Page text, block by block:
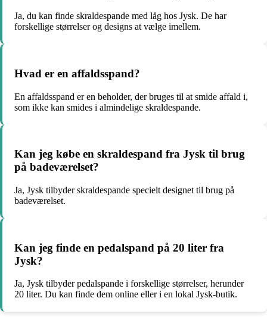
Ja, du kan finde skraldespande med låg hos Jysk. De har
forskellige størrelser og designs at vælge imellem.
Hvad er en affaldsspand?
En affaldsspand er en beholder, der bruges til at smide affald i,
som ikke kan smides i almindelige skraldespande.
Kan jeg købe en skraldespand fra Jysk til brug
på badeværelset?
Ja, Jysk tilbyder skraldespande specielt designet til brug på
badeværelset.
Kan jeg finde en pedalspand på 20 liter fra
Jysk?
Ja, Jysk tilbyder pedalspande i forskellige størrelser, herunder
20 liter. Du kan finde dem online eller i en lokal Jysk-butik.